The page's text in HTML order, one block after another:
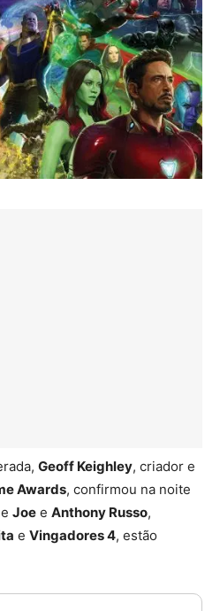
Geoff Keighley, criador e
Awards, confirmou na noite
Joe e Anthony Russo,
e Vingadores 4, estão